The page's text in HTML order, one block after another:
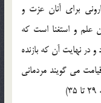
براي آنان عزت و
(قصص آيه 78) زيرا اين علم و استغنا است كه
در نهايت آن كه بازنده
مي گويند مردماني